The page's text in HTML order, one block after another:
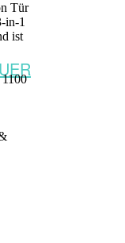
Tür
in-1
ist
1100